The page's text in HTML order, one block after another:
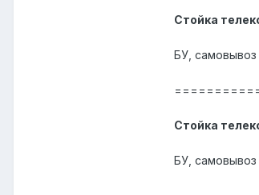
Стойка
БУ,
Стойка
БУ,